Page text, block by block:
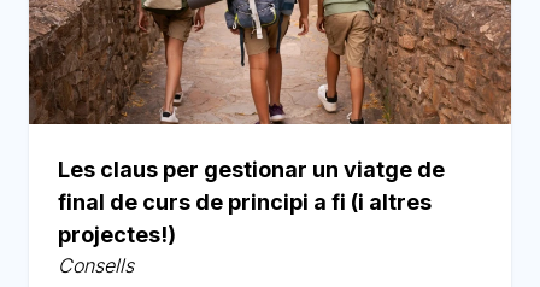
Les claus per gestionar un viatge de
final de curs de principi a fi (i altres
projectes!)
Consells